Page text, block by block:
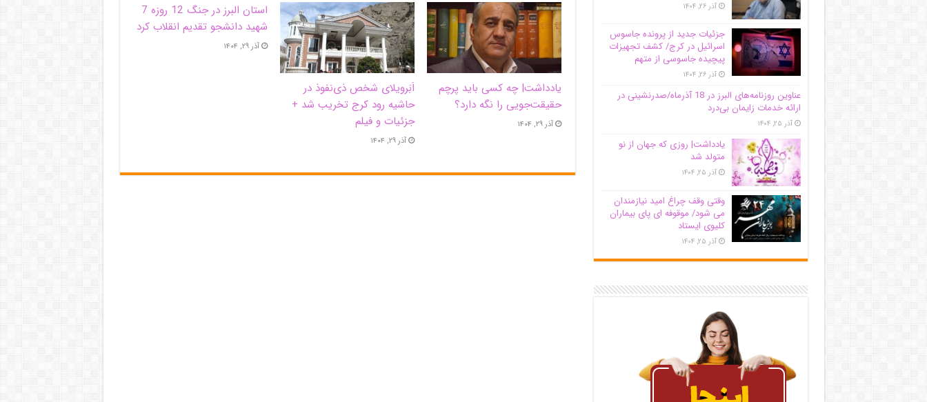
یادداشت| ‌چه کسی باید پرچم
حقیقت‌جویی را نگه دارد؟
آذر ۲۹, ۱۴۰۴
اَبَر‌ویلای شخص ذی‌نفوذ در
حاشیه‌ رود کرج تخریب شد +
جزئیات و فیلم
آذر ۲۹, ۱۴۰۴
استان البرز در جنگ 12 روزه 7
شهید دانشجو تقدیم انقلاب کرد
آذر ۲۹, ۱۴۰۴
آذر ۲۶, ۱۴۰۴
جزئیات جدید از پرونده جاسوس
اسرائیل در کرج/‌ کشف تجهیزات
پیچیده جاسوسی از متهم
آذر ۲۶, ۱۴۰۴
عناوین روزنامه‌های البرز در ‌18 آذرماه/صدرنشینی در
ارائه خدمات زایمان بی‌درد
آذر ۲۵, ۱۴۰۴
یادداشت| روزی که جهان از نو
متولد شد
آذر ۲۵, ۱۴۰۴
وقتی وقف چراغ امید نیازمندان
می شود/ موقوفه ای پای بیماران
کلیوی ایستاد
آذر ۲۵, ۱۴۰۴